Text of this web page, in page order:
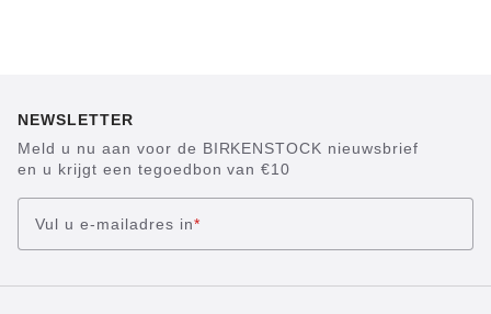
NEWSLETTER
Meld u nu aan voor de BIRKENSTOCK nieuwsbrief
en u krijgt een tegoedbon van €10
Vul u e-mailadres in*